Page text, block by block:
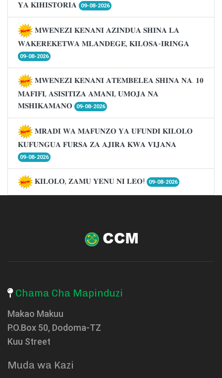
𝐘𝐀 𝐊𝐈𝐇𝐈𝐒𝐓𝐎𝐑𝐈𝐀
09-08-2026
𝐌𝐖𝐄𝐍𝐄𝐙𝐈 𝐊𝐄𝐍𝐀𝐍𝐈 𝐀𝐙𝐈𝐍𝐃𝐔𝐀 𝐒𝐇𝐈𝐍𝐀 𝐋𝐀
𝐖𝐀𝐊𝐄𝐑𝐄𝐊𝐄𝐓𝐖𝐀 𝐌𝐋𝐀𝐍𝐃𝐄𝐆𝐄, 𝐊𝐈𝐋𝐎𝐒𝐀-𝐈𝐑𝐈𝐍𝐆𝐀
09-08-2026
𝐌𝐖𝐄𝐍𝐄𝐙𝐈 𝐊𝐄𝐍𝐀𝐍𝐈 𝐀𝐓𝐄𝐌𝐁𝐄𝐋𝐄𝐀 𝐒𝐇𝐈𝐍𝐀 𝐍𝐀. 𝟏𝟎
𝐌𝐀𝐅𝐈𝐅𝐈, 𝐀𝐒𝐈𝐒𝐈𝐓𝐈𝐙𝐀 𝐀𝐌𝐀𝐍𝐈, 𝐔𝐌𝐎𝐉𝐀 𝐍𝐀
𝐌𝐒𝐇𝐈𝐊𝐀𝐌𝐀𝐍𝐎
09-08-2026
𝐌𝐑𝐀𝐃𝐈 𝐖𝐀 𝐌𝐀𝐅𝐔𝐍𝐙𝐎 𝐘𝐀 𝐔𝐅𝐔𝐍𝐃𝐈 𝐊𝐈𝐋𝐎𝐋𝐎
𝐊𝐔𝐅𝐔𝐍𝐆𝐔𝐀 𝐅𝐔𝐑𝐒𝐀 𝐙𝐀 𝐀𝐉𝐈𝐑𝐀 𝐊𝐖𝐀 𝐕𝐈𝐉𝐀𝐍𝐀
09-08-2026
𝐊𝐈𝐋𝐎𝐋𝐎, 𝐙𝐀𝐌𝐔 𝐘𝐄𝐍𝐔 𝐍𝐈 𝐋𝐄𝐎! 09-08-2026
Chama Cha Mapinduzi
Makao Makuu
P.O.Box 50, Dodoma-TZ
Kuu Street
Muda wa Kazi